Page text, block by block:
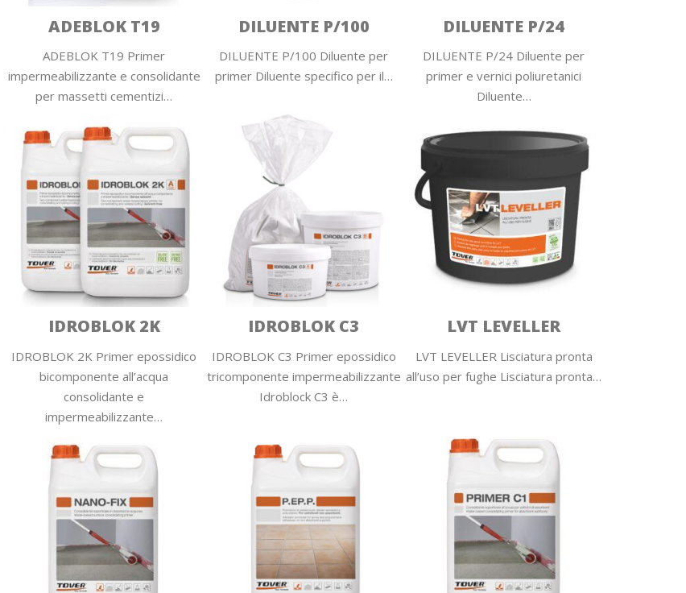
ADEBLOK T19
ADEBLOK T19 Primer
impermeabilizzante e consolidante
per massetti cementizi…
DILUENTE P/100
DILUENTE P/100 Diluente per
primer Diluente specifico per il…
DILUENTE P/24
DILUENTE P/24 Diluente per
primer e vernici poliuretanici
Diluente…
IDROBLOK 2K
IDROBLOK 2K Primer epossidico
bicomponente all’acqua
consolidante e
impermeabilizzante…
IDROBLOK C3
IDROBLOK C3 Primer epossidico
tricomponente impermeabilizzante
Idroblock C3 è…
LVT LEVELLER
LVT LEVELLER Lisciatura pronta
all’uso per fughe Lisciatura pronta…